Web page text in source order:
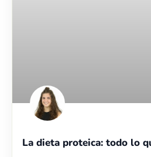
La dieta proteica: todo lo